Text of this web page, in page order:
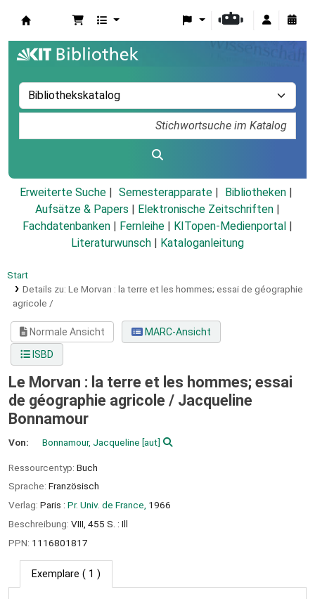
Erweiterte Suche Semesterapparate
Bibliotheken
Aufsätze & Papers
Elektronische Zeitschriften
Fachdatenbanken
Fernleihe KITopen-Medienportal
Literaturwunsch
Kataloganleitung
Start
Details zu: Le Morvan : la terre et les hommes; essai de géographie
agricole /
Normale Ansicht
MARC-Ansicht
ISBD
Le Morvan : la terre et les hommes; essai
de géographie agricole / Jacqueline
Bonnamour
Von: Bonnamour, Jacqueline [aut]
Ressourcentyp: Buch
Sprache: Französisch
Verlag: Paris : Pr. Univ. de France, 1966
Beschreibung: VIII, 455 S. : Ill
PPN: 1116801817
Exemplare ( 1 )